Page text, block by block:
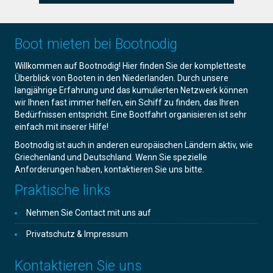
Boot mieten bei Bootnodig
Willkommen auf Bootnodig! Hier finden Sie der kompletteste
Überblick von Booten in den Niederlanden. Durch unsere
langjährige Erfahrung und das kumulierten Netzwerk können
wir Ihnen fast immer helfen, ein Schiff zu finden, das Ihren
Bedürfnissen entspricht. Eine Bootfahrt organisieren ist sehr
einfach mit inserer Hilfe!
Bootnodig ist auch in anderen europäischen Ländern aktiv, wie
Griechenland und Deutschland. Wenn Sie spezielle
Anforderungen haben, kontaktieren Sie uns bitte.
Praktische links
Nehmen Sie Contact mit uns auf
Privatschutz & Impressum
Kontaktieren Sie uns